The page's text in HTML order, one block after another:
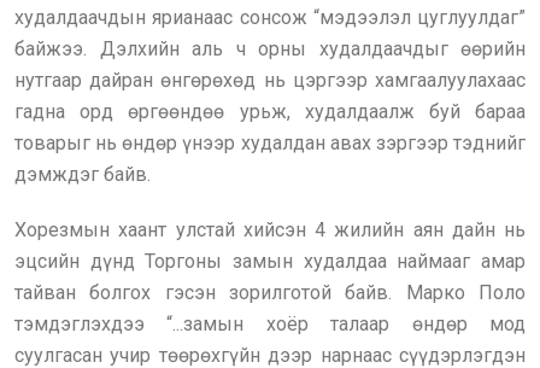
худалдаачдын ярианаас сонсож “мэдээлэл цуглуулдаг”
байжээ. Дэлхийн аль ч орны худалдаачдыг өөрийн
нутгаар дайран өнгөрөхөд нь цэргээр хамгаалуулахаас
гадна орд өргөөндөө урьж, худалдаалж буй бараа
товарыг нь өндөр үнээр худалдан авах зэргээр тэднийг
дэмждэг байв.
Хорезмын хаант улстай хийсэн 4 жилийн аян дайн нь
эцсийн дүнд Торгоны замын худалдаа наймааг амар
тайван болгох гэсэн зорилготой байв. Марко Поло
тэмдэглэхдээ “...замын хоёр талаар өндөр мод
суулгасан учир төөрөхгүйн дээр нарнаас сүүдэрлэгдэн